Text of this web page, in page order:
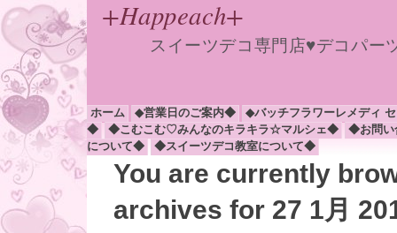
+Happeach+
スイーツデコ専門店♥デコパ
ホーム ◆営業日のご案内◆
◆バッチフラワーレメディ
◆
◆こむこむ♡みんなのキラキラ☆マルシェ◆
◆お問
について◆
◆スイーツデコ教室について◆
You are currently
archives for 27 1月